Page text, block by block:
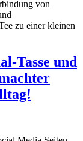
von
zu einer kleinen
Tasse und